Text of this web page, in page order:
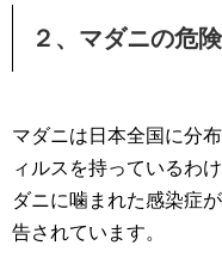
２、マダニの危
マダニは日本全国に分
ィルスを持っているわ
ダニに噛まれた感染症
告されています。